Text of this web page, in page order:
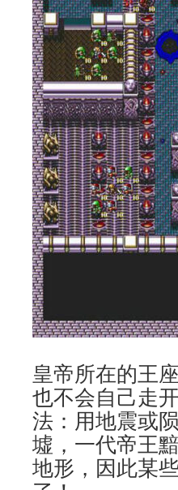
皇帝所在的王
也不会自己走
法：用地震或
墟，一代帝王
地形，因此某